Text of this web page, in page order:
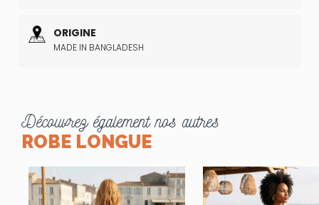
ORIGINE
MADE IN BANGLADESH
Découvrez également nos autres
ROBE LONGUE